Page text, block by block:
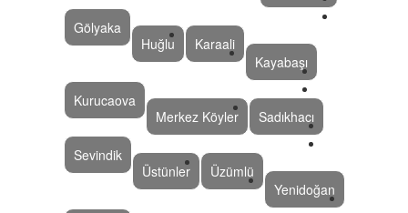
Gölyaka
Huğlu
Karaali
Kayabaşı
Kurucaova
Merkez Köyler
Sadıkhacı
Sevindik
Üstünler
Üzümlü
Yenidoğan